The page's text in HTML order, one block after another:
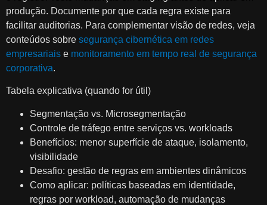
produção. Documente por que cada regra existe para
facilitar auditorias. Para complementar visão de redes, veja
conteúdos sobre segurança cibernética em redes
empresariais e monitoramento em tempo real de segurança
corporativa.
Tabela explicativa (quando for útil)
Segmentação vs. Microsegmentação
Controle de tráfego entre serviços vs. workloads
Benefícios: menor superfície de ataque, isolamento,
visibilidade
Desafio: gestão de regras em ambientes dinâmicos
Como aplicar: políticas baseadas em identidade,
regras por workload, automação de mudanças